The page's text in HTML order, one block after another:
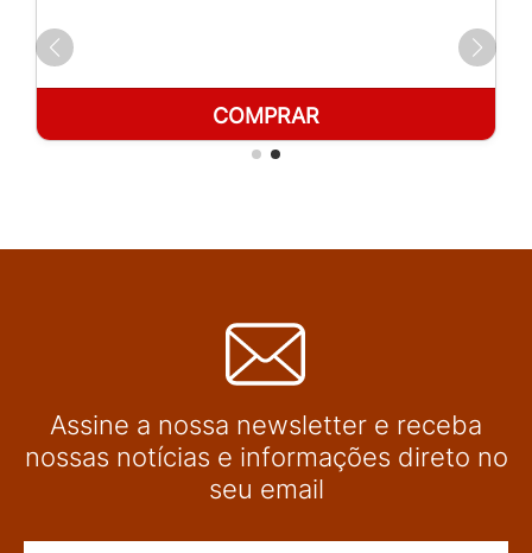
COMPRAR
Assine a nossa newsletter e receba
nossas notícias e informações direto no
seu email